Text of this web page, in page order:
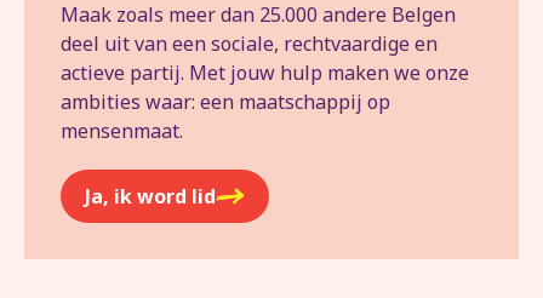
Maak zoals meer dan 25.000 andere Belgen
deel uit van een sociale, rechtvaardige en
actieve partij. Met jouw hulp maken we onze
ambities waar: een maatschappij op
mensenmaat.
Ja, ik word lid